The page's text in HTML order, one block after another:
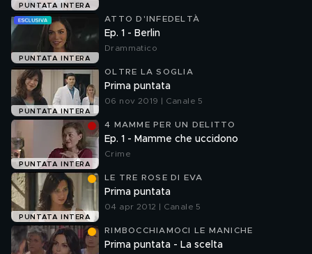
PUNTATA INTERA
PUNTATA INTERA
ATTO D'INFEDELTÀ
Ep. 1 - Berlin
Drammatico
PUNTATA INTERA
OLTRE LA SOGLIA
Prima puntata
06 nov 2019 | Canale 5
PUNTATA INTERA
4 MAMME PER UN DELITTO
Ep. 1 - Mamme che uccidono
Crime
PUNTATA INTERA
LE TRE ROSE DI EVA
Prima puntata
04 apr 2012 | Canale 5
RIMBOCCHIAMOCI LE MANICHE
Prima puntata - La scelta